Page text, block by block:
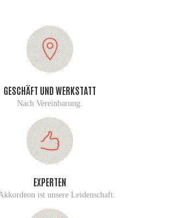
GESCHÄFT UND WERKSTATT
Nach Vereinbarung.
EXPERTEN
ist unsere Leidenschaft.